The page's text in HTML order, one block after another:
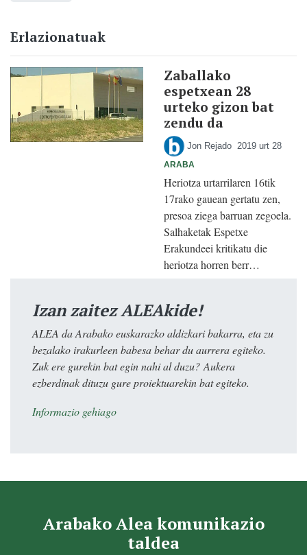
Erlazionatuak
Zaballako
espetxean 28
urteko gizon bat
zendu da
Jon Rejado 2019 urt 28
ARABA
Heriotza urtarrilaren 16tik
17rako gauean gertatu zen,
presoa ziega barruan zegoela.
Salhaketak Espetxe
Erakundeei kritikatu die
heriotza horren berr…
Izan zaitez ALEAkide!
ALEA da Arabako euskarazko aldizkari bakarra, eta zu
bezalako irakurleen babesa behar du aurrera egiteko.
Zuk ere gurekin bat egin nahi al duzu? Aukera
ezberdinak dituzu gure proiektuarekin bat egiteko.
Informazio gehiago
Arabako Alea komunikazio
taldea